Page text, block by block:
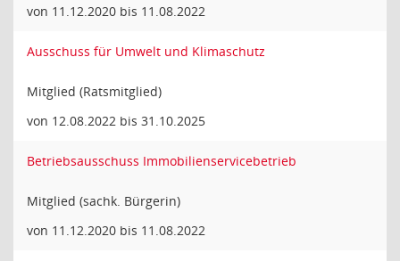
von 11.12.2020 bis 11.08.2022
Ausschuss für Umwelt und Klimaschutz
Mitglied (Ratsmitglied)
von 12.08.2022 bis 31.10.2025
Betriebsausschuss Immobilienservicebetrieb
Mitglied (sachk. Bürgerin)
von 11.12.2020 bis 11.08.2022